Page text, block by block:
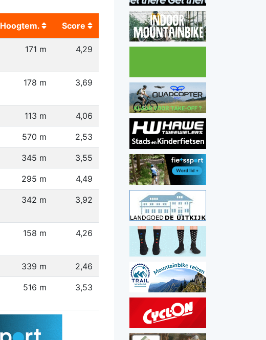
Hoogtem. Score
171 m 4,29
178 m 3,69
113 m 4,06
570 m 2,53
345 m 3,55
295 m 4,49
342 m 3,92
158 m 4,26
339 m 2,46
516 m 3,53